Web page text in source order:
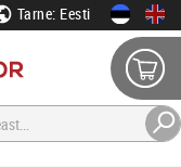
Tarne: Eesti